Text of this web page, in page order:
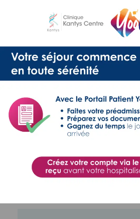
STANDARD CLINIQUE- T.
AMBULATOIRES &
RADIOLOGIE
Retrouvez ici les dernières
utiles
Payer votre facture